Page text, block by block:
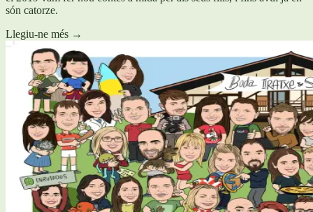
són catorze.
Llegiu-ne més →